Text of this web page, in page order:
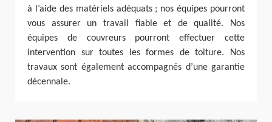
à l’aide des matériels adéquats ; nos équipes pourront
vous assurer un travail fiable et de qualité. Nos
équipes de couvreurs pourront effectuer cette
intervention sur toutes les formes de toiture. Nos
travaux sont également accompagnés d’une garantie
décennale.